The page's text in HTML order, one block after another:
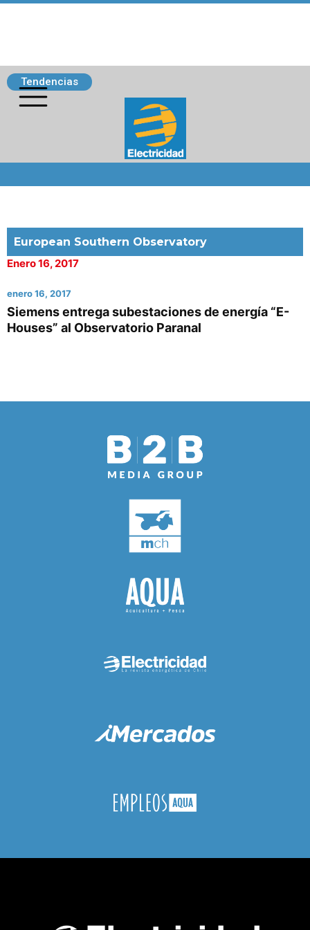
Tendencias
European Southern Observatory
Enero 16, 2017
enero 16, 2017
Siemens entrega subestaciones de energía “E-
Houses” al Observatorio Paranal